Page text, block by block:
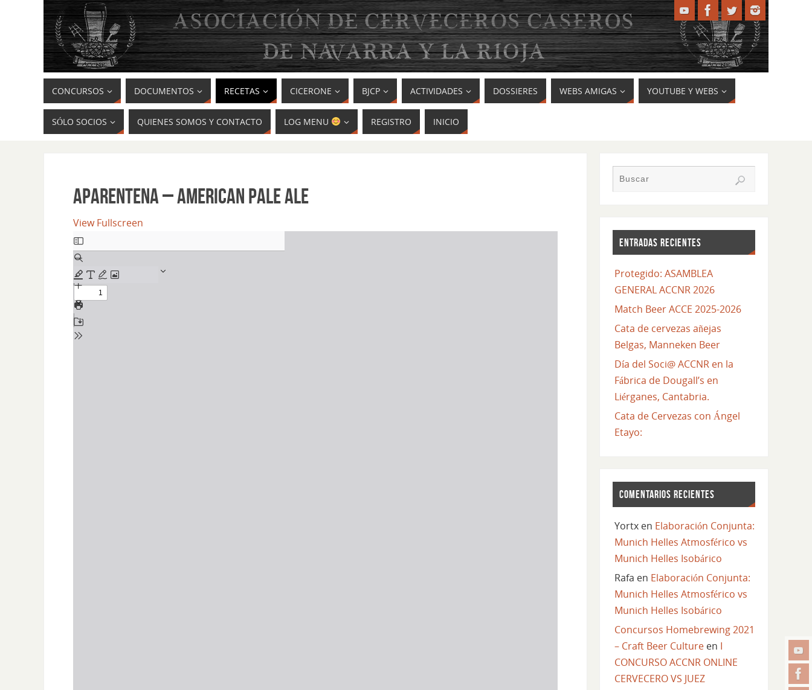
CONCURSOS DOCUMENTOS RECETAS CICERONE BJCP ACTIVIDADES DOSSIERES WEBS AMIGAS YOUTUBE Y WEBS
SÓLO SOCIOS QUIENES SOMOS Y CONTACTO LOG MENU REGISTRO INICIO
APARENTENA – AMERICAN PALE ALE
View Fullscreen
ENTRADAS RECIENTES
Protegido: ASAMBLEA
GENERAL ACCNR 2026
Match Beer ACCE 2025-2026
Cata de cervezas añejas
Belgas, Manneken Beer
Día del Soci@ ACCNR en la
Fábrica de Dougall’s en
Liérganes, Cantabria.
Cata de Cervezas con Ángel
Etayo:
COMENTARIOS RECIENTES
Yortxen Elaboración Conjunta:
Munich Helles Atmosférico vs
Munich Helles Isobárico
Rafa en Elaboración Conjunta:
Munich Helles Atmosférico vs
Munich Helles Isobárico
Concursos Homebrewing 2021
– Craft Beer Cultureen I
CONCURSO ACCNR ONLINE
CERVECERO VS JUEZ